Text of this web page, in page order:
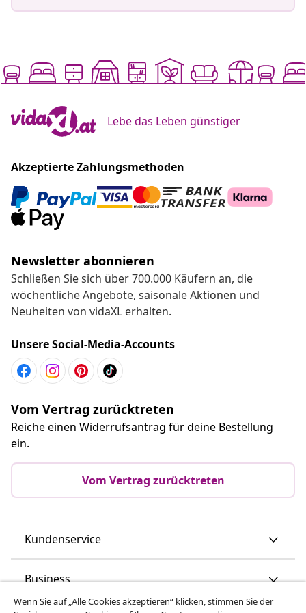
Lebe das Leben günstiger
Akzeptierte Zahlungsmethoden
Newsletter abonnieren
Schließen Sie sich über 700.000 Käufern an, die
wöchentliche Angebote, saisonale Aktionen und
Neuheiten von vidaXL erhalten.
Unsere Social-Media-Accounts
Vom Vertrag zurücktreten
Reiche einen Widerrufsantrag für deine Bestellung
ein.
Vom Vertrag zurücktreten
Kundenservice
Business
Wenn Sie auf „Alle Cookies akzeptieren“ klicken, stimmen Sie der